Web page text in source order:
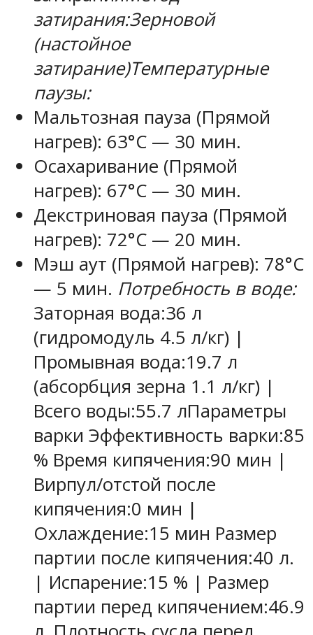
затирания:Зерновой
(настойное
затирание)Температурные
паузы:
Мальтозная пауза (Прямой
нагрев): 63°С — 30 мин.
Осахаривание (Прямой
нагрев): 67°С — 30 мин.
Декстриновая пауза (Прямой
нагрев): 72°С — 20 мин.
Мэш аут (Прямой нагрев): 78°С
— 5 мин. Потребность в воде:
Заторная вода:36 л
(гидромодуль 4.5 л/кг) |
Промывная вода:19.7 л
(абсорбция зерна 1.1 л/кг) |
Всего воды:55.7 лПараметры
варки Эффективность варки:85
% Время кипячения:90 мин |
Вирпул/отстой после
кипячения:0 мин |
Охлаждение:15 мин Размер
партии после кипячения:40 л.
| Испарение:15 % | Размер
партии перед кипячением:46.9